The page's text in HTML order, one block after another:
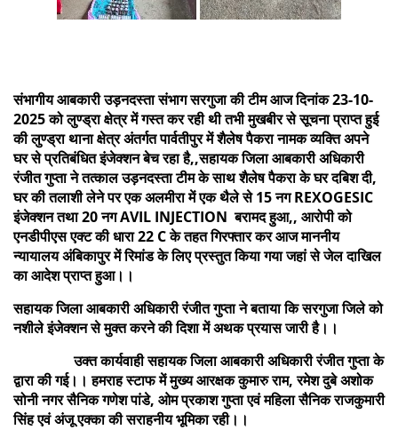
संभागीय आबकारी उड़नदस्ता संभाग सरगुजा की टीम आज दिनांक 23-10-
2025 को लुण्ड्रा क्षेत्र में गस्त कर रही थी तभी मुखबीर से सूचना प्राप्त हुई
की लुण्ड्रा थाना क्षेत्र अंतर्गत पार्वतीपुर में शैलेष पैकरा नामक व्यक्ति अपने
घर से प्रतिबंधित इंजेक्शन बेच रहा है,,सहायक जिला आबकारी अधिकारी
रंजीत गुप्ता ने तत्काल उड़नदस्ता टीम के साथ शैलेष पैकरा के घर दबिश दी,
घर की तलाशी लेने पर एक अलमीरा में एक थैले से 15 नग REXOGESIC
इंजेक्शन तथा 20 नग AVIL INJECTION बरामद हुआ,, आरोपी को
एनडीपीएस एक्ट की धारा 22 C के तहत गिरफ्तार कर आज माननीय
न्यायालय अंबिकापुर में रिमांड के लिए प्रस्तुत किया गया जहां से जेल दाखिल
का आदेश प्राप्त हुआ।।
सहायक जिला आबकारी अधिकारी रंजीत गुप्ता ने बताया कि सरगुजा जिले को
नशीले इंजेक्शन से मुक्त करने की दिशा में अथक प्रयास जारी है।।
उक्त कार्यवाही सहायक जिला आबकारी अधिकारी रंजीत गुप्ता के
द्वारा की गई।। हमराह स्टाफ में मुख्य आरक्षक कुमारु राम, रमेश दुबे अशोक
सोनी नगर सैनिक गणेश पांडे, ओम प्रकाश गुप्ता एवं महिला सैनिक राजकुमारी
सिंह एवं अंजू एक्का की सराहनीय भूमिका रही।।